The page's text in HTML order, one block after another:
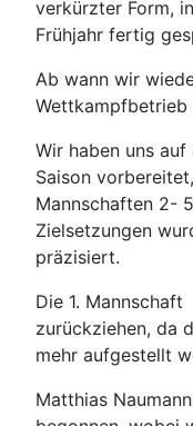
verkürzter Form,
Frühjahr fertig
Ab wann wir
Wir haben uns
Saison
Mannschaften 2-
Zielsetzungen
präzisiert.
Die 1.
zurückziehen, da
mehr aufgestellt
Matthias